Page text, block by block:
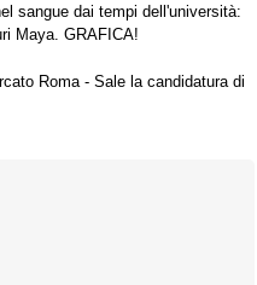
sangue dai tempi dell'università:
Maya. GRAFICA!
Roma - Sale la candidatura di